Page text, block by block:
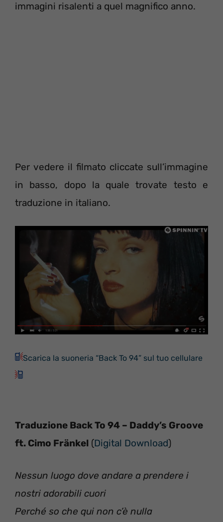
immagini risalenti a quel magnifico anno.
Per vedere il filmato cliccate sull’immagine
in basso, dopo la quale trovate testo e
traduzione in italiano.
Scarica la suoneria “Back To 94” sul tuo cellulare
Traduzione Back To 94 – Daddy’s Groove
ft. Cimo Fränkel (Digital Download)
Nessun luogo dove andare a prendere i
nostri adorabili cuori
Perché so che qui non c’è nulla